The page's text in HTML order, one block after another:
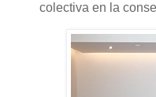
colectiva en la